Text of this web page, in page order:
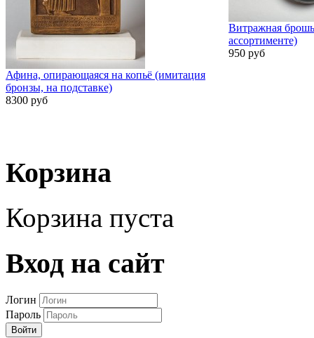
Афина, опирающаяся на копьё (имитация
бронзы, на подставке)
8300 руб
Витражная
ассортименте)
950 руб
Корзина
Корзина пуста
Вход на сайт
Логин
Пароль
Войти